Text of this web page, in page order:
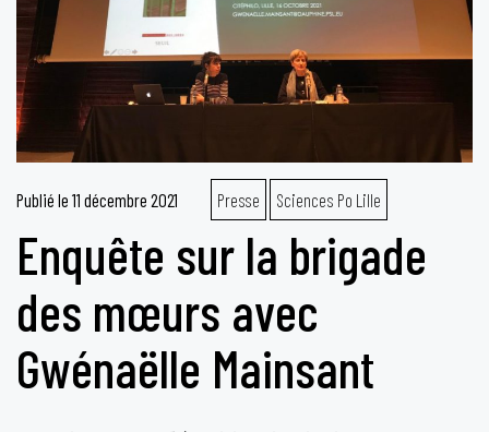
Publié le 11 décembre 2021 Presse Sciences Po Lille
Enquête sur la brigade
des mœurs avec
Gwénaëlle Mainsant